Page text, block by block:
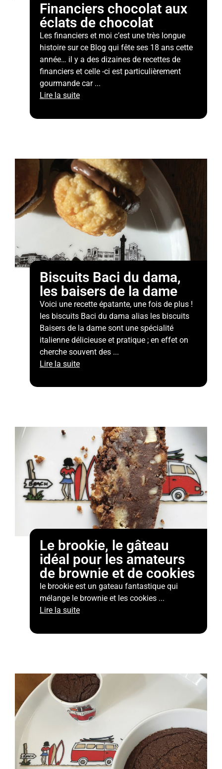
Financiers chocolat aux
éclats de chocolat
Les financiers et moi c’est une très longue
histoire sur ce Blog qui fête ses 18 ans cette
année… il y a des dizaines de recettes de
financiers et celle -ci est particulièrement
gourmande car ...
Lire la suite
Biscuits Baci du dama,
les baisers de la dame
Voici une recette épatante, une fois de plus !
les biscuits Baci du dama alias les biscuits
Baisers de la dame sont une spécialité
italienne délicieuse et pratique ; en effet on
cherche souvent des ...
Lire la suite
Le brookie, le gâteau
idéal pour les amateurs
de brownie et de cookies
le brookie est un gateau fantastique qui
mélange le brownie et les cookies ...
Lire la suite